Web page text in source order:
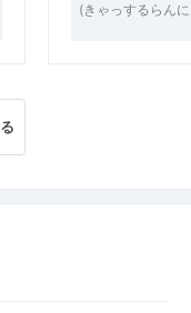
(きゃっするらん